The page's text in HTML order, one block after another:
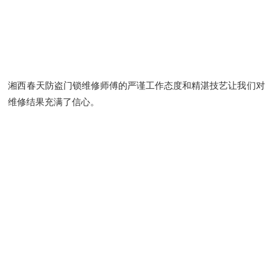
湘西春天防盗门锁维修师傅的严谨工作态度和精湛技艺让我们对
维修结果充满了信心。